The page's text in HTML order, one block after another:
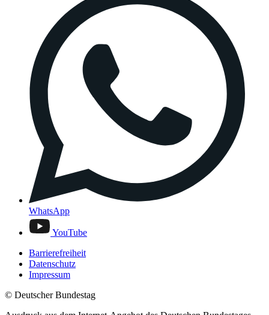
WhatsApp
YouTube
Barrierefreiheit
Datenschutz
Impressum
© Deutscher Bundestag